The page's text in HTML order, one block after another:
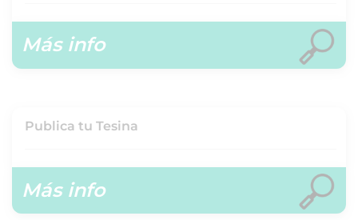
Más info
Publica tu Tesina
Más info